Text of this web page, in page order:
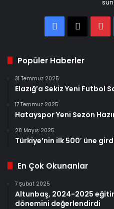
Facebook
X
Popüler Haberler
31 Temmuz 2025
Elazığ’a Sekiz Yeni Futbol
17 Temmuz 2025
Hatayspor Yeni Sezon
28 Mayıs 2025
Türkiye’nin ilk 500′ üne
En Çok Okunanlar
7 Şubat 2025
Altunbaş, 2024-2025
dönemini değerlendirdi